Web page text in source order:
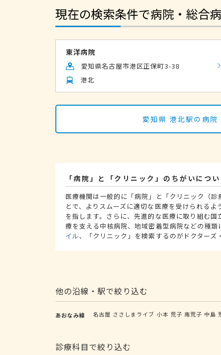
現在の検索条件で病院・総合
東洋病院
愛知県名古屋市港区正保町3-38
港北
愛知県 港北駅の病
「病院」と「クリニック」のちがいについ
医療機関は一般的に「病院」と「クリニック（
とで、よりスムーズに適切な医療を受けられる
を指します。さらに、先進的な医療に取り組む
療を支える中核病院、地域密着型病院などの種類
イル、「クリニック」を検索するのがドクターズ
他の沿線・駅で絞り込む
あおなみ線 名古屋 ささしまライブ 小本 荒子 南荒子 中島
診療科目で絞り込む